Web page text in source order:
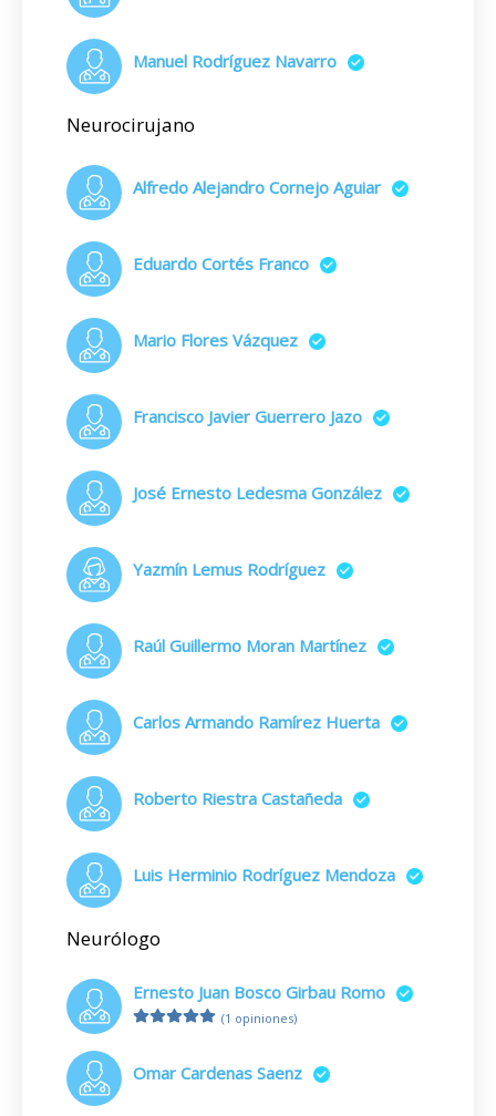
Manuel Rodríguez Navarro
Neurocirujano
Alfredo Alejandro Cornejo Aguiar
Eduardo Cortés Franco
Mario Flores Vázquez
Francisco Javier Guerrero Jazo
José Ernesto Ledesma González
Yazmín Lemus Rodríguez
Raúl Guillermo Moran Martínez
Carlos Armando Ramírez Huerta
Roberto Riestra Castañeda
Luis Herminio Rodríguez Mendoza
Neurólogo
Ernesto Juan Bosco Girbau Romo
(1 opiniones)
Omar Cardenas Saenz